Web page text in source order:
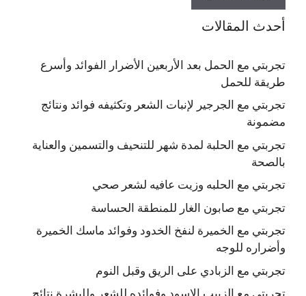
أحدث المقالات
تجربتي مع الحمل بعد الأربعين الأضرار الفوائد وأسرع
طريقة للحمل
تجربتي مع الجرجير لإنبات الشعر وتكثيفه فوائد ونتائج
مضمونة
تجربتي مع الحلبة لمدة شهر للتنحيف والتسمين والعناية
بالصحة
تجربتي مع الحلبه وزيت عافيه لشعر صحي
تجربتي مع صابون الغار للمنطقة الحساسة
تجربتي مع الخميرة لنفخ الخدود وفوائد ماسك الخميرة
وأضراره للوجه
تجربتي مع الزبادي على الريق وقبل النوم